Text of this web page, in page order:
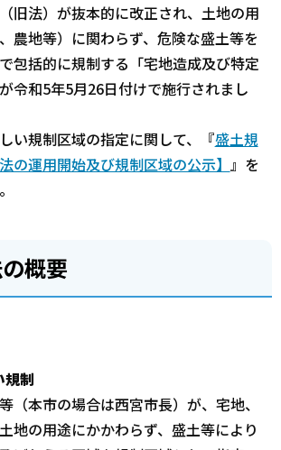
旧法）が抜本的に改正され、土地の用
農地等）に関わらず、危険な盛土等を
包括的に規制する「宅地造成及び特定
令和5年5月26日付けで施行されまし
い規制区域の指定に関して、『盛土規
の運用開始及び規制区域の公示】 』を
概要
規制
（本市の場合は西宮市長）が、宅地、
地の用途にかかわらず、盛土等により